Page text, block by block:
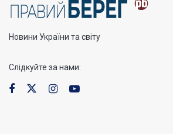
Новини України та світу
Слідкуйте за нами: